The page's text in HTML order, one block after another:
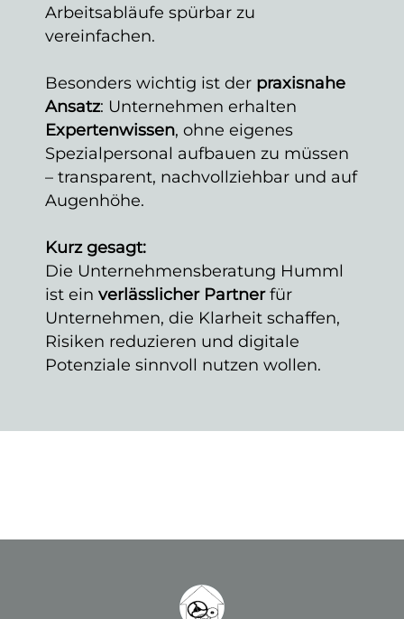
Arbeitsabläufe spürbar zu
vereinfachen.
Besonders wichtig ist der praxisnahe
Ansatz: Unternehmen erhalten
Expertenwissen, ohne eigenes
Spezialpersonal aufbauen zu müssen
– transparent, nachvollziehbar und auf
Augenhöhe.
Kurz gesagt:
Die Unternehmensberatung Humml
ist ein verlässlicher Partnerfür
Unternehmen, die Klarheit schaffen,
Risiken reduzieren und digitale
Potenziale sinnvoll nutzen wollen.